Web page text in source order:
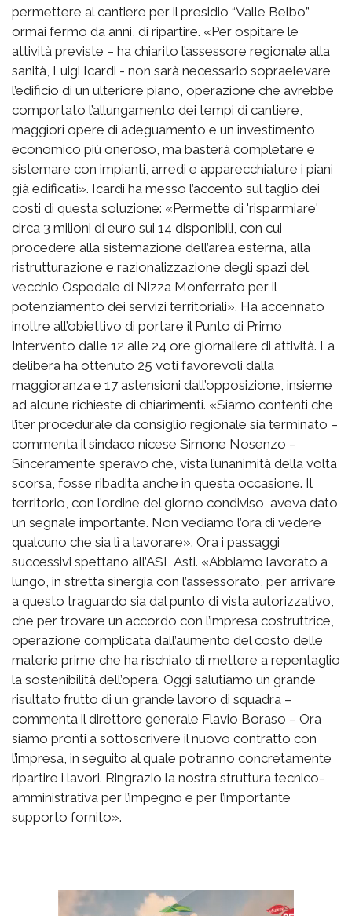
permettere al cantiere per il presidio “Valle Belbo”,
ormai fermo da anni, di ripartire. «Per ospitare le
attività previste – ha chiarito l’assessore regionale alla
sanità, Luigi Icardi - non sarà necessario sopraelevare
l’edificio di un ulteriore piano, operazione che avrebbe
comportato l’allungamento dei tempi di cantiere,
maggiori opere di adeguamento e un investimento
economico più oneroso, ma basterà completare e
sistemare con impianti, arredi e apparecchiature i piani
già edificati». Icardi ha messo l’accento sul taglio dei
costi di questa soluzione: «Permette di 'risparmiare'
circa 3 milioni di euro sui 14 disponibili, con cui
procedere alla sistemazione dell’area esterna, alla
ristrutturazione e razionalizzazione degli spazi del
vecchio Ospedale di Nizza Monferrato per il
potenziamento dei servizi territoriali». Ha accennato
inoltre all’obiettivo di portare il Punto di Primo
Intervento dalle 12 alle 24 ore giornaliere di attività. La
delibera ha ottenuto 25 voti favorevoli dalla
maggioranza e 17 astensioni dall’opposizione, insieme
ad alcune richieste di chiarimenti. «Siamo contenti che
l’iter procedurale da consiglio regionale sia terminato –
commenta il sindaco nicese Simone Nosenzo –
Sinceramente speravo che, vista l’unanimità della volta
scorsa, fosse ribadita anche in questa occasione. Il
territorio, con l’ordine del giorno condiviso, aveva dato
un segnale importante. Non vediamo l’ora di vedere
qualcuno che sia lì a lavorare». Ora i passaggi
successivi spettano all’ASL Asti. «Abbiamo lavorato a
lungo, in stretta sinergia con l’assessorato, per arrivare
a questo traguardo sia dal punto di vista autorizzativo,
che per trovare un accordo con l’impresa costruttrice,
operazione complicata dall’aumento del costo delle
materie prime che ha rischiato di mettere a repentaglio
la sostenibilità dell’opera. Oggi salutiamo un grande
risultato frutto di un grande lavoro di squadra –
commenta il direttore generale Flavio Boraso – Ora
siamo pronti a sottoscrivere il nuovo contratto con
l’impresa, in seguito al quale potranno concretamente
ripartire i lavori. Ringrazio la nostra struttura tecnico-
amministrativa per l’impegno e per l’importante
supporto fornito».